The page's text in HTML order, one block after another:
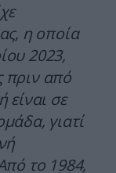
η οποία
2023,
πριν από
είναι σε
γιατί
το 1984,